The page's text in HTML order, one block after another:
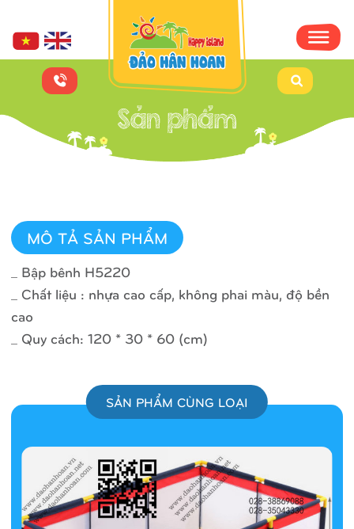
MÔ TẢ SẢN PHẨM
_ Bập bênh H5220
_ Chất liệu : nhựa cao cấp, không phai màu, độ bền
cao
_ Quy cách: 120 * 30 * 60 (cm)
SẢN PHẨM CÙNG LOẠI